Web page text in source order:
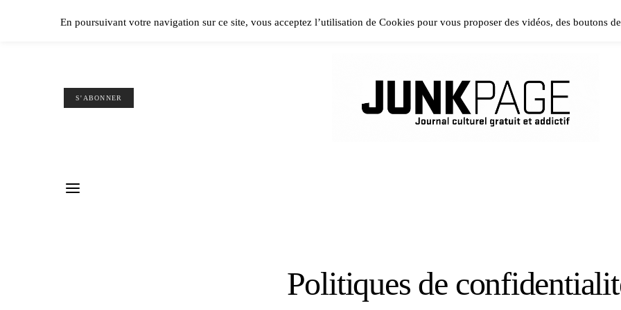
Please install and activate Powerkit plugin from Appearance →
S'ABONNER
Politiques de
En poursuivant votre navigation sur ce site, vous acceptez l’utilisation de Cookies pour vous proposer des vidéos, des boutons